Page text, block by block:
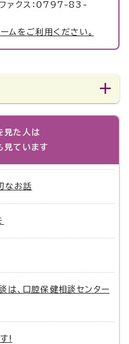
クス：0797-83-
ムをご利用ください。
見た人は
見ています
なお話
は、口腔保健相談センター
!